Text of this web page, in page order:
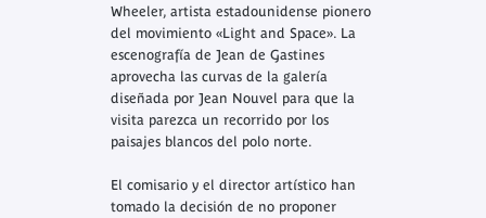
Wheeler, artista estadounidense pionero
del movimiento «Light and Space». La
escenografía de Jean de Gastines
aprovecha las curvas de la galería
diseñada por Jean Nouvel para que la
visita parezca un recorrido por los
paisajes blancos del polo norte.
El comisario y el director artístico han
tomado la decisión de no proponer